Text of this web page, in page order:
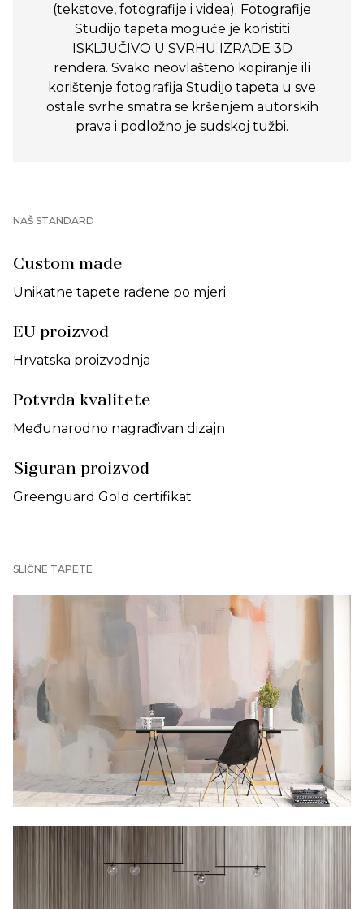
(tekstove, fotografije i videa). Fotografije
Studijo tapeta moguće je koristiti
ISKLJUČIVO U SVRHU IZRADE 3D
rendera. Svako neovlašteno kopiranje ili
korištenje fotografija Studijo tapeta u sve
ostale svrhe smatra se kršenjem autorskih
prava i podložno je sudskoj tužbi.
NAŠ STANDARD
Custom made
Unikatne tapete rađene po mjeri
EU proizvod
Hrvatska proizvodnja
Potvrda kvalitete
Međunarodno nagrađivan dizajn
Siguran proizvod
Greenguard Gold certifikat
SLIČNE TAPETE